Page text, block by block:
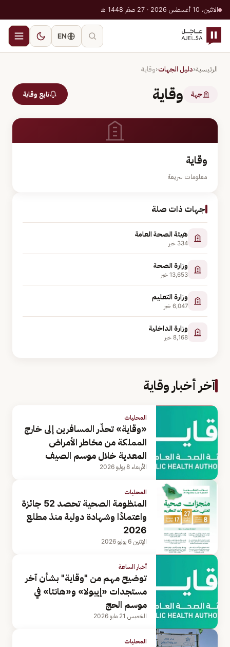
الاثنين، 10 أغسطس 2026 · 27 صفر 1448 هـ
EN
الرئيسية‹دليل الجهات‹وقاية
جهة وقاية تابع وقاية
آخر أخبار وقاية
المحليات
«وقاية» تحذّر المسافرين إلى خارج
المملكة من مخاطر الأمراض
المعدية خلال موسم الصيف
الأربعاء 8 يوليو 2026
المحليات
المنظومة الصحية تحصد 52 جائزة
واعتمادًا وشهادة دولية منذ مطلع
2026
الإثنين 6 يوليو 2026
أخبار الساعة
توضيح مهم من "وقاية" بشأن آخر
مستجدات «إيبولا» و«هانتا» في
موسم الحج
الخميس 21 مايو 2026
المحليات
وقاية
معلومات سريعة
جهات ذات صلة
هيئة الصحة العامة
334 خبر
وزارة الصحة
13,653 خبر
وزارة التعليم
6,047 خبر
وزارة الداخلية
8,168 خبر